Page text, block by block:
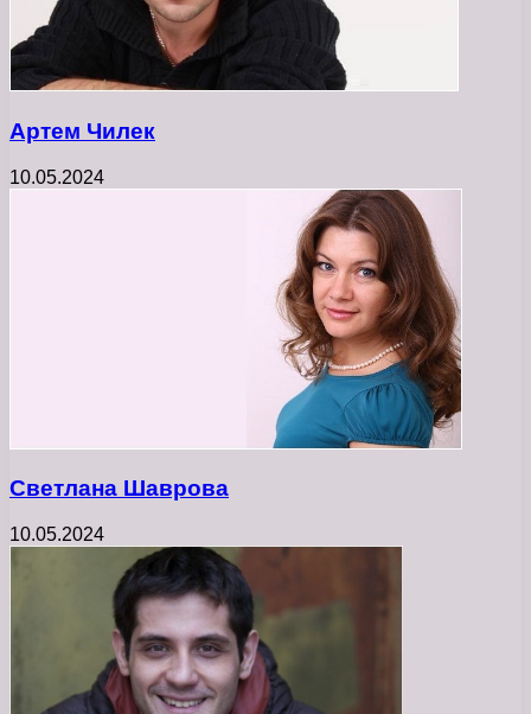
Артем Чилек
10.05.2024
Светлана Шаврова
10.05.2024